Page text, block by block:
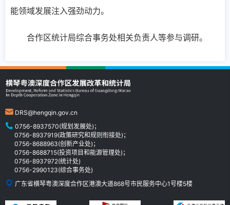
能领域发展注入强劲动力。
合作区统计局综合事务处相关负责人等参与调研。
DRS@hengqin.gov.cn
0756-8937570(规划发展处)；
0756-8937919(政策研究和规则衔接处)；
0756-8688963(创新产业处)；
0756-8688715(投资项目和能源管理处)；
0756-8937972(统计处)
0756-2990123(综合事务处)
广东省横琴粤澳深度合作区港澳大道868号市民服务中心1号楼5楼